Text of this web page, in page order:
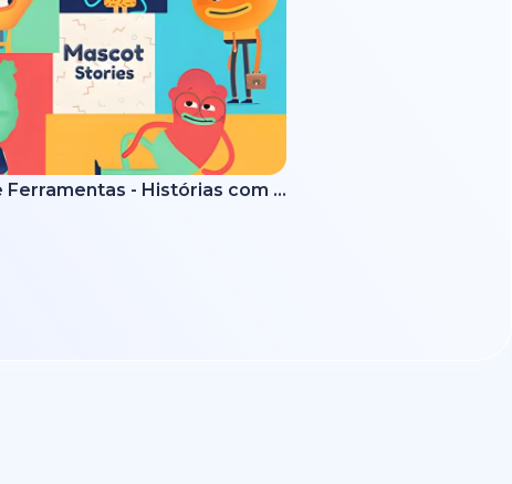
Kit de Ferramentas - Histórias com Mascotes